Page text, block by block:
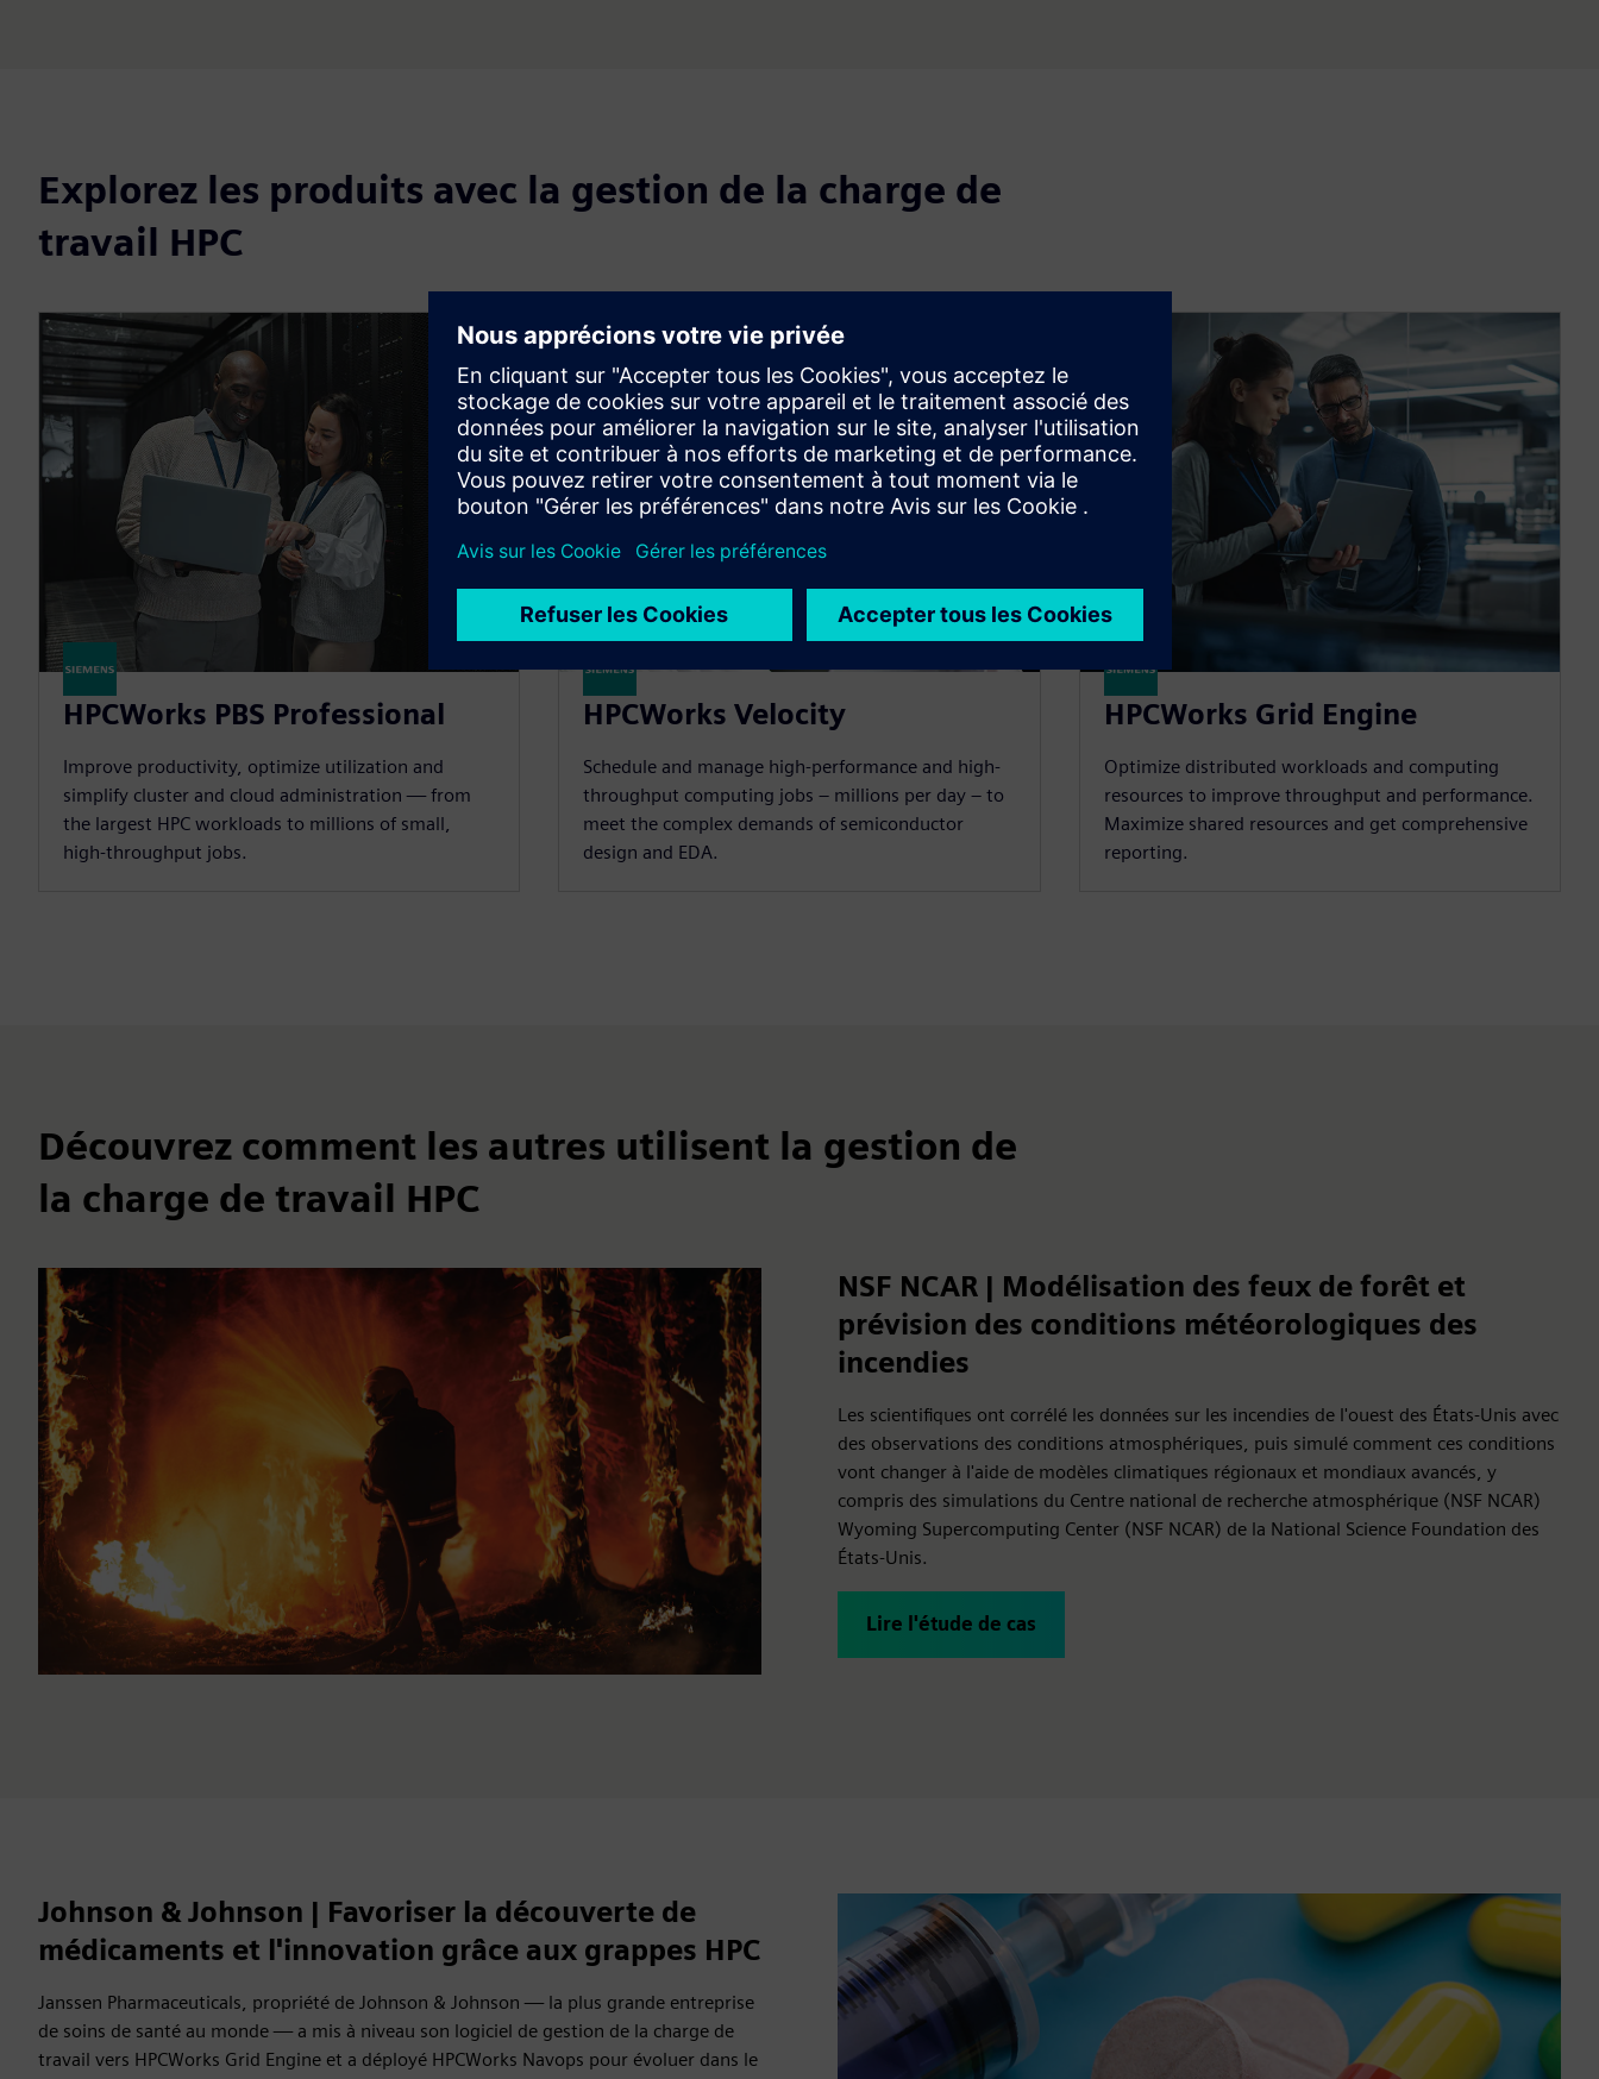
Explorez les produits avec la gestion de la charge de
travail HPC
HPCWorks PBS Professional
Improve productivity, optimize utilization and
simplify cluster and cloud administration — from
the largest HPC workloads to millions of small,
high-throughput jobs.
HPCWorks Velocity
Schedule and manage high-performance and high-
throughput computing jobs – millions per day – to
meet the complex demands of semiconductor
design and EDA.
HPCWorks Grid Engine
Optimize distributed workloads and computing
resources to improve throughput and performance.
Maximize shared resources and get comprehensive
reporting.
Découvrez comment les autres utilisent la gestion de
la charge de travail HPC
NSF NCAR | Modélisation des feux de forêt et
prévision des conditions météorologiques des
incendies
Les scientifiques ont corrélé les données sur les incendies de l'ouest des États-Unis avec
des observations des conditions atmosphériques, puis simulé comment ces conditions
vont changer à l'aide de modèles climatiques régionaux et mondiaux avancés, y
compris des simulations du Centre national de recherche atmosphérique (NSF NCAR)
Wyoming Supercomputing Center (NSF NCAR) de la National Science Foundation des
États-Unis.
Lire l'étude de cas
Johnson & Johnson | Favoriser la découverte de
médicaments et l'innovation grâce aux grappes HPC
Janssen Pharmaceuticals, propriété de Johnson & Johnson — la plus grande entreprise
de soins de santé au monde — a mis à niveau son logiciel de gestion de la charge de
travail vers HPCWorks Grid Engine et a déployé HPCWorks Navops pour évoluer dans le